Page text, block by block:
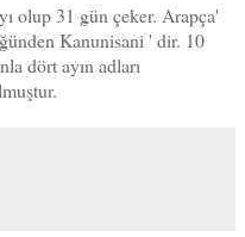
olup 31 gün çeker. Arapça'
Kanunisani ' dir. 10
dört ayın adları